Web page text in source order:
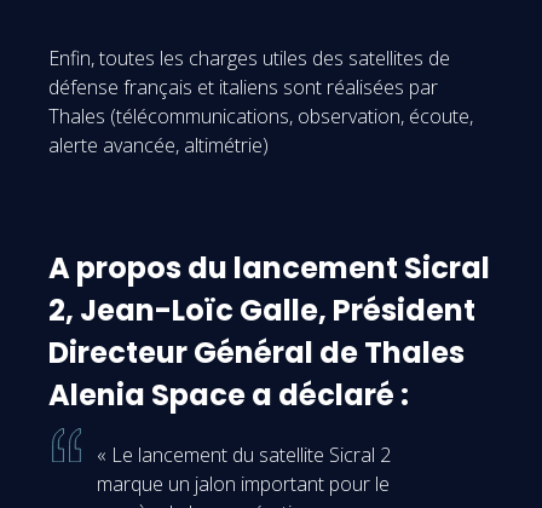
Enfin, toutes les charges utiles des satellites de
défense français et italiens sont réalisées par
Thales (télécommunications, observation, écoute,
alerte avancée, altimétrie)
A propos du lancement Sicral
2, Jean-Loïc Galle, Président
Directeur Général de Thales
Alenia Space a déclaré :
« Le lancement du satellite Sicral 2
marque un jalon important pour le